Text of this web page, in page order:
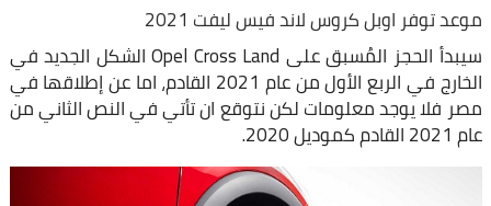
موعد توفر اوبل كروس لاند فيس ليفت 2021
سيبدأ الحجز المُسبق على Opel Cross Land الشكل الجديد في
الخارج في الربع الأول من عام 2021 القادم، اما عن إطلاقها في
مصر فلا يوجد معلومات لكن نتوقع ان تأتي في النص الثاني من
عام 2021 القادم كموديل 2020.